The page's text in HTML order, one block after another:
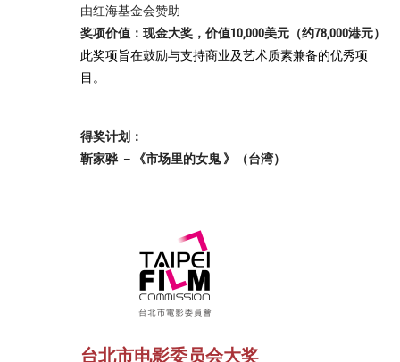
由红海基金会赞助
奖项价值：现金大奖，价值10,000美元（约78,000港元）
此奖项旨在鼓励与支持商业及艺术质素兼备的优秀项
目。
得奖计划：
靳家骅 －《市场里的女鬼 》（台湾）
台北市电影委员会大奖